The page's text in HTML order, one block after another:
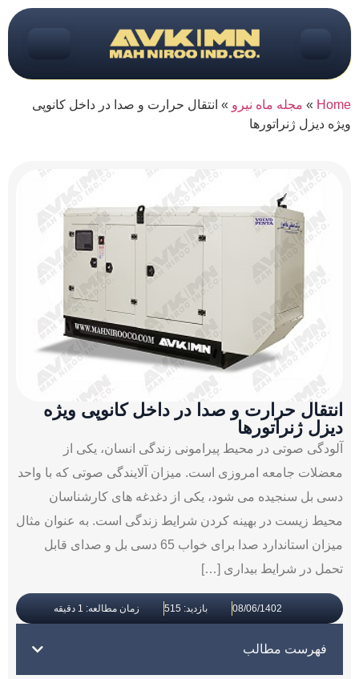
Home
» مجله ماه نیرو » انتقال حرارت و صدا در داخل کانوپی
ویژه دیزل ژنراتورها
انتقال حرارت و صدا در داخل کانوپی ویژه
دیزل ژنراتورها
آلودگی صوتی در محیط پیرامونی زندگی انسان، یکی از
معضلات جامعه امروزی است. میزان آلایندگی صوتی که با واحد
دسی بل سنجیده می شود، یکی از دغدغه های کارشناسان
محیط زیست در بهینه کردن شرایط زندگی است. به عنوان مثال
میزان استاندارد صدا برای خواب 65 دسی بل و صدای قابل
تحمل در شرایط بیداری […]
08/06/1402 بازدید: 515 زمان مطالعه: 1 دقیقه
فهرست مطالب